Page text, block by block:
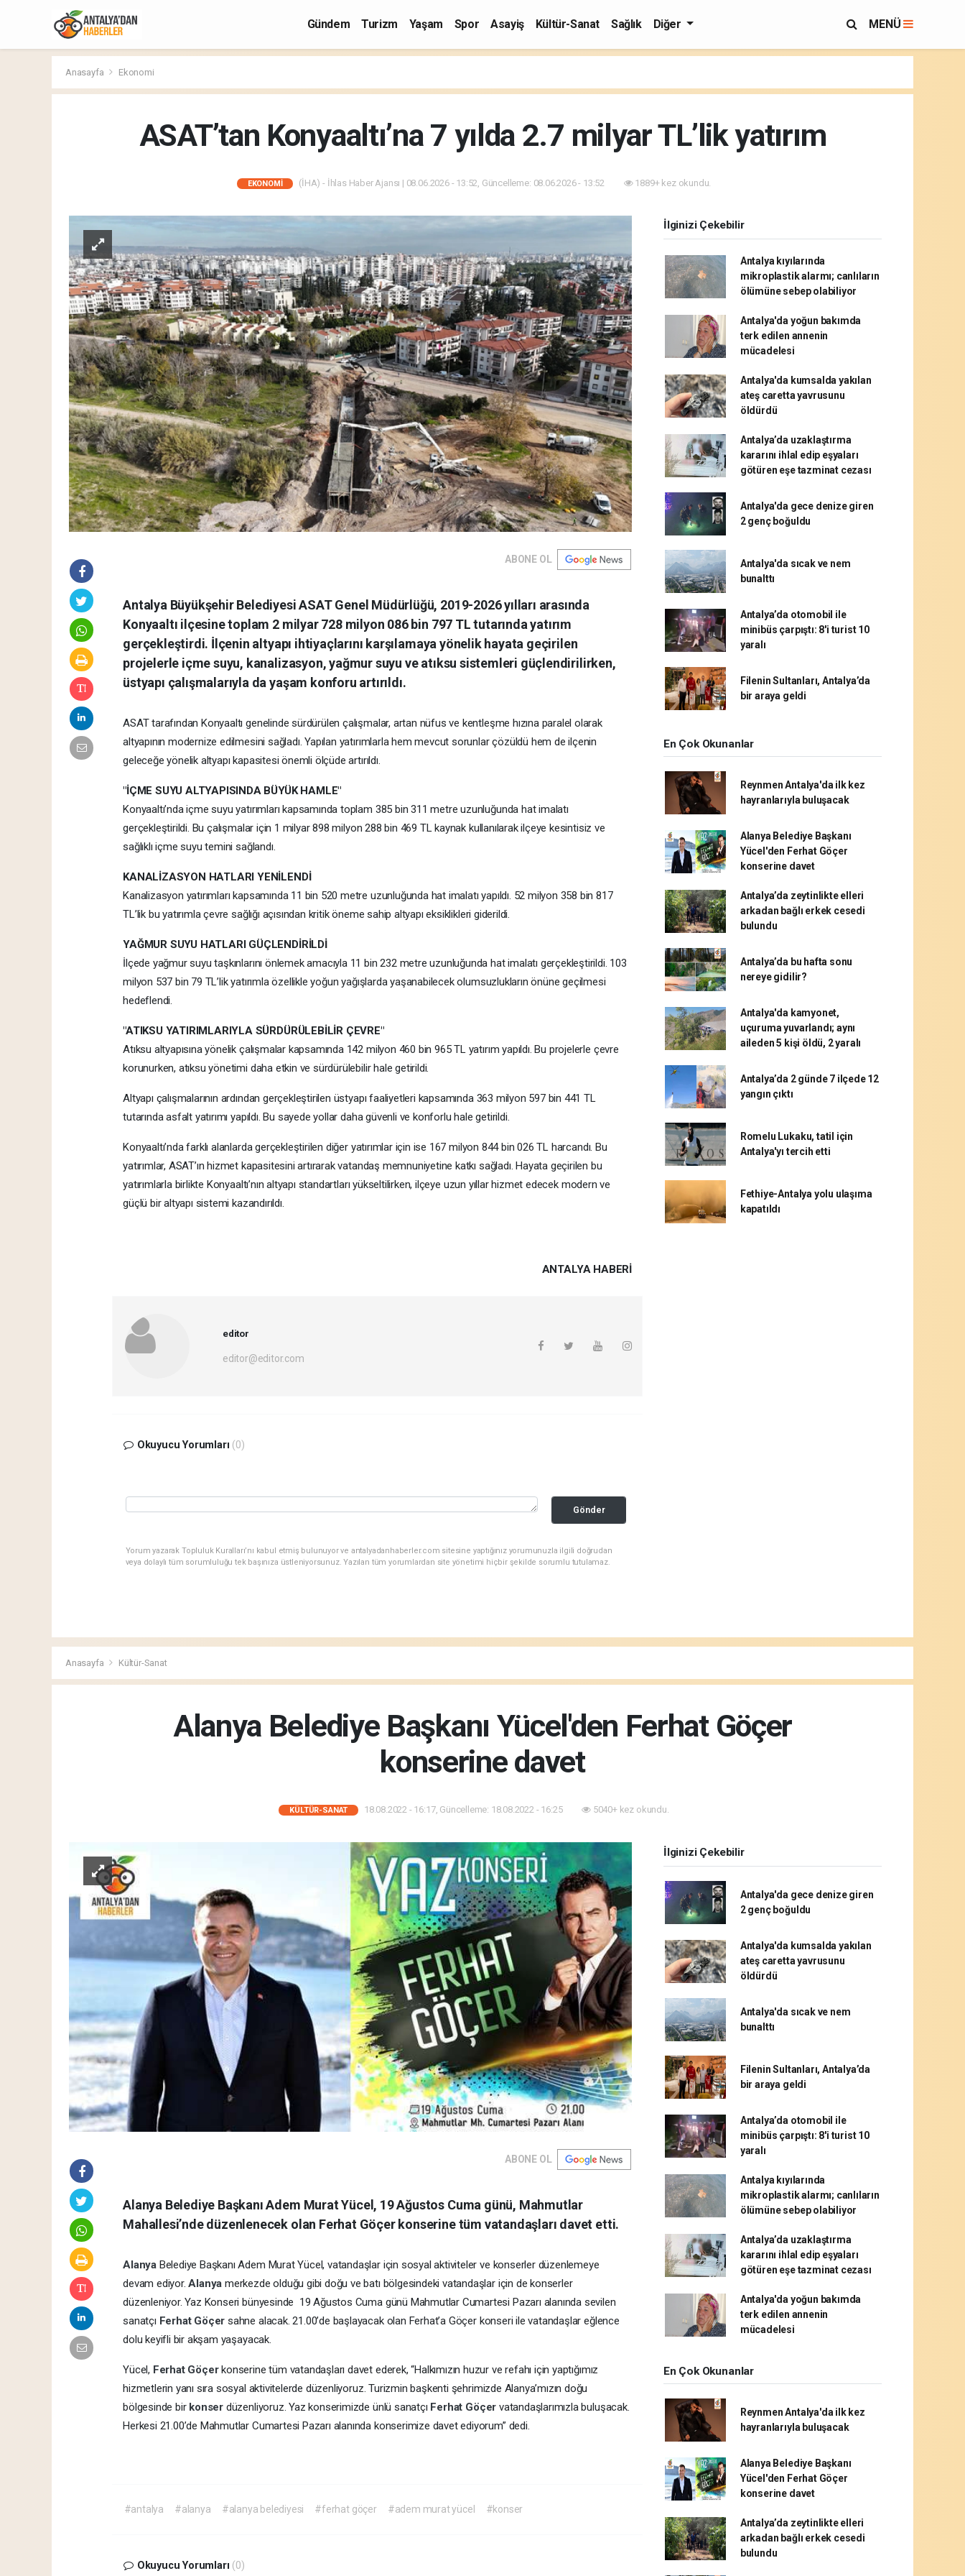
Gündem Turizm Yaşam Spor Asayiş Kültür-Sanat Sağlık Diğer MENÜ
Anasayfa Ekonomi
ASAT’tan Konyaaltı’na 7 yılda 2.7 milyar TL’lik yatırım
EKONOMI (İHA) - İhlas Haber Ajansı | 08.06.2026 - 13:52, Güncelleme: 08.06.2026 - 13:52 1889+ kez okundu.
ABONE OL
Antalya Büyükşehir Belediyesi ASAT Genel Müdürlüğü, 2019-2026 yılları arasında
Konyaaltı ilçesine toplam 2 milyar 728 milyon 086 bin 797 TL tutarında yatırım
gerçekleştirdi. İlçenin altyapı ihtiyaçlarını karşılamaya yönelik hayata geçirilen
projelerle içme suyu, kanalizasyon, yağmur suyu ve atıksu sistemleri güçlendirilirken,
üstyapı çalışmalarıyla da yaşam konforu artırıldı.
ASAT tarafından Konyaaltı genelinde sürdürülen çalışmalar, artan nüfus ve kentleşme hızına paralel olarak
altyapının modernize edilmesini sağladı. Yapılan yatırımlarla hem mevcut sorunlar çözüldü hem de ilçenin
geleceğe yönelik altyapı kapasitesi önemli ölçüde artırıldı.
"İÇME SUYU ALTYAPISINDA BÜYÜK HAMLE"
Konyaaltı’nda içme suyu yatırımları kapsamında toplam 385 bin 311 metre uzunluğunda hat imalatı
gerçekleştirildi. Bu çalışmalar için 1 milyar 898 milyon 288 bin 469 TL kaynak kullanılarak ilçeye kesintisiz ve
sağlıklı içme suyu temini sağlandı.
KANALİZASYON HATLARI YENİLENDİ
Kanalizasyon yatırımları kapsamında 11 bin 520 metre uzunluğunda hat imalatı yapıldı. 52 milyon 358 bin 817
TL’lik bu yatırımla çevre sağlığı açısından kritik öneme sahip altyapı eksiklikleri giderildi.
YAĞMUR SUYU HATLARI GÜÇLENDİRİLDİ
İlçede yağmur suyu taşkınlarını önlemek amacıyla 11 bin 232 metre uzunluğunda hat imalatı gerçekleştirildi. 103
milyon 537 bin 79 TL’lik yatırımla özellikle yoğun yağışlarda yaşanabilecek olumsuzlukların önüne geçilmesi
hedeflendi.
"ATIKSU YATIRIMLARIYLA SÜRDÜRÜLEBİLİR ÇEVRE"
Atıksu altyapısına yönelik çalışmalar kapsamında 142 milyon 460 bin 965 TL yatırım yapıldı. Bu projelerle çevre
korunurken, atıksu yönetimi daha etkin ve sürdürülebilir hale getirildi.
Altyapı çalışmalarının ardından gerçekleştirilen üstyapı faaliyetleri kapsamında 363 milyon 597 bin 441 TL
tutarında asfalt yatırımı yapıldı. Bu sayede yollar daha güvenli ve konforlu hale getirildi.
Konyaaltı’nda farklı alanlarda gerçekleştirilen diğer yatırımlar için ise 167 milyon 844 bin 026 TL harcandı. Bu
yatırımlar, ASAT’ın hizmet kapasitesini artırarak vatandaş memnuniyetine katkı sağladı. Hayata geçirilen bu
yatırımlarla birlikte Konyaaltı’nın altyapı standartları yükseltilirken, ilçeye uzun yıllar hizmet edecek modern ve
güçlü bir altyapı sistemi kazandırıldı.
ANTALYA HABERİ
editor
editor@editor.com
Okuyucu Yorumları (0)
Gönder
Yorum yazarak Topluluk Kuralları’nı kabul etmiş bulunuyor ve antalyadanhaberler.com sitesine yaptığınız yorumunuzla ilgili doğrudan
veya dolaylı tüm sorumluluğu tek başınıza üstleniyorsunuz. Yazılan tüm yorumlardan site yönetimi hiçbir şekilde sorumlu tutulamaz.
İlginizi Çekebilir
Antalya kıyılarında
mikroplastik alarmı; canlıların
ölümüne sebep olabiliyor
Antalya'da yoğun bakımda
terk edilen annenin
mücadelesi
Antalya'da kumsalda yakılan
ateş caretta yavrusunu
öldürdü
Antalya’da uzaklaştırma
kararını ihlal edip eşyaları
götüren eşe tazminat cezası
Antalya'da gece denize giren
2 genç boğuldu
Antalya'da sıcak ve nem
bunalttı
Antalya’da otomobil ile
minibüs çarpıştı: 8'i turist 10
yaralı
Filenin Sultanları, Antalya’da
bir araya geldi
En Çok Okunanlar
Reynmen Antalya'da ilk kez
hayranlarıyla buluşacak
Alanya Belediye Başkanı
Yücel'den Ferhat Göçer
konserine davet
Antalya’da zeytinlikte elleri
arkadan bağlı erkek cesedi
bulundu
Antalya’da bu hafta sonu
nereye gidilir?
Antalya'da kamyonet,
uçuruma yuvarlandı; aynı
aileden 5 kişi öldü, 2 yaralı
Antalya’da 2 günde 7 ilçede 12
yangın çıktı
Romelu Lukaku, tatil için
Antalya'yı tercih etti
Fethiye-Antalya yolu ulaşıma
kapatıldı
Anasayfa Kültür-Sanat
Alanya Belediye Başkanı Yücel'den Ferhat Göçer
konserine davet
KÜLTÜR-SANAT 18.08.2022 - 16:17, Güncelleme: 18.08.2022 - 16:25 5040+ kez okundu.
ABONE OL
Alanya Belediye Başkanı Adem Murat Yücel, 19 Ağustos Cuma günü, Mahmutlar
Mahallesi’nde düzenlenecek olan Ferhat Göçer konserine tüm vatandaşları davet etti.
Alanya Belediye Başkanı Adem Murat Yücel, vatandaşlar için sosyal aktiviteler ve konserler düzenlemeye
devam ediyor.Alanyamerkezde olduğu gibi doğu ve batı bölgesindeki vatandaşlar için de konserler
düzenleniyor. Yaz Konseri bünyesinde 19 Ağustos Cuma günü Mahmutlar Cumartesi Pazarı alanında sevilen
sanatçı Ferhat Göçersahne alacak. 21.00’de başlayacak olan Ferhat’a Göçer konseri ile vatandaşlar eğlence
dolu keyifli bir akşam yaşayacak.
Yücel, Ferhat Göçer konserine tüm vatandaşları davet ederek, “Halkımızın huzur ve refahı için yaptığımız
hizmetlerin yanı sıra sosyal aktivitelerde düzenliyoruz. Turizmin başkenti şehrimizde Alanya’mızın doğu
bölgesinde bir konser düzenliyoruz. Yaz konserimizde ünlü sanatçı Ferhat Göçer vatandaşlarımızla buluşacak.
Herkesi 21.00’de Mahmutlar Cumartesi Pazarı alanında konserimize davet ediyorum” dedi.
#antalya #alanya #alanya belediyesi #ferhat göçer #adem murat yücel #konser
Okuyucu Yorumları (0)
İlginizi Çekebilir
Antalya'da gece denize giren
2 genç boğuldu
Antalya'da kumsalda yakılan
ateş caretta yavrusunu
öldürdü
Antalya'da sıcak ve nem
bunalttı
Filenin Sultanları, Antalya’da
bir araya geldi
Antalya’da otomobil ile
minibüs çarpıştı: 8'i turist 10
yaralı
Antalya kıyılarında
mikroplastik alarmı; canlıların
ölümüne sebep olabiliyor
Antalya’da uzaklaştırma
kararını ihlal edip eşyaları
götüren eşe tazminat cezası
Antalya'da yoğun bakımda
terk edilen annenin
mücadelesi
En Çok Okunanlar
Reynmen Antalya'da ilk kez
hayranlarıyla buluşacak
Alanya Belediye Başkanı
Yücel'den Ferhat Göçer
konserine davet
Antalya’da zeytinlikte elleri
arkadan bağlı erkek cesedi
bulundu